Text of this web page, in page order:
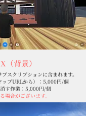
（背景）
スクリプションに含まれます。
ップURLから）：5,000円/個
す作業：5,000円/個
場合がございます。